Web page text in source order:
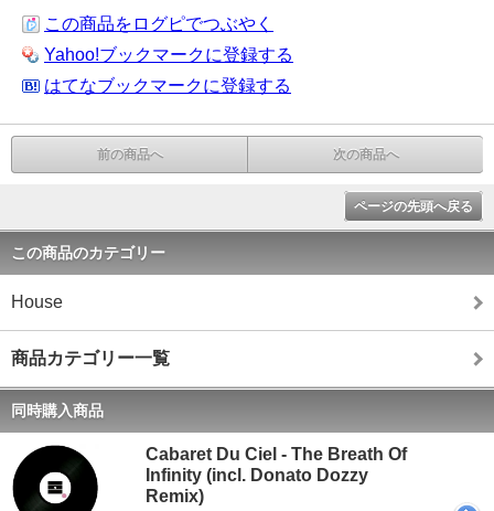
この商品をログピでつぶやく
Yahoo!ブックマークに登録する
はてなブックマークに登録する
前の商品へ 次の商品へ
ページの先頭へ戻る
この商品のカテゴリー
House
商品カテゴリー一覧
同時購入商品
Cabaret Du Ciel - The Breath Of
Infinity (incl. Donato Dozzy
Remix)